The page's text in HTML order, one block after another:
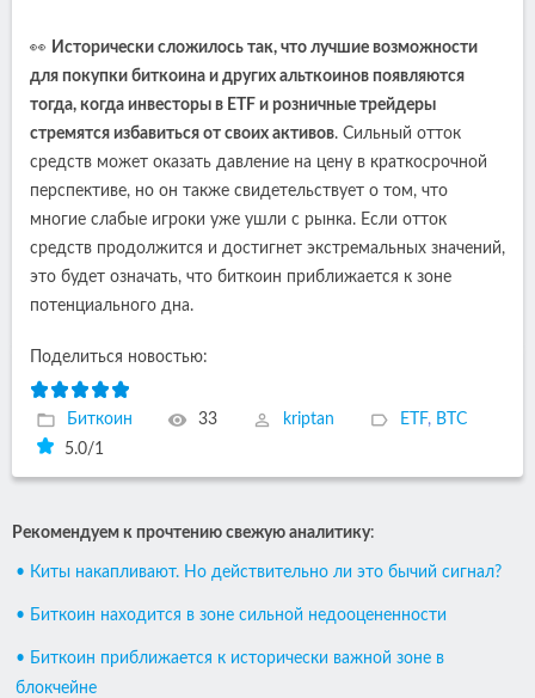
👀 Исторически сложилось так, что лучшие возможности
для покупки биткоина и других альткоинов появляются
тогда, когда инвесторы в ETF и розничные трейдеры
стремятся избавиться от своих активов. Сильный отток
средств может оказать давление на цену в краткосрочной
перспективе, но он также свидетельствует о том, что
многие слабые игроки уже ушли с рынка. Если отток
средств продолжится и достигнет экстремальных значений,
это будет означать, что биткоин приближается к зоне
потенциального дна.
Поделиться новостью:
Биткоин 33 kriptan ETF, BTC
5.0/1
Рекомендуем к прочтению свежую аналитику:
• Киты накапливают. Но действительно ли это бычий сигнал?
• Биткоин находится в зоне сильной недооцененности
• Биткоин приближается к исторически важной зоне в
блокчейне